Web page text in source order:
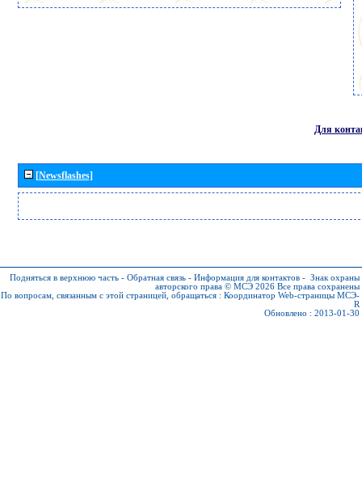
Для
[Newsflashes]
Подняться в верхнюю часть - Обратная связь - Информация для контактов - Знак охраны
авторского права © МСЭ 2026 Все права сохранены
По вопросам, связанным с этой страницей, обращаться : Координатор Web-страницы МСЭ-
R
Обновлено : 2013-01-30